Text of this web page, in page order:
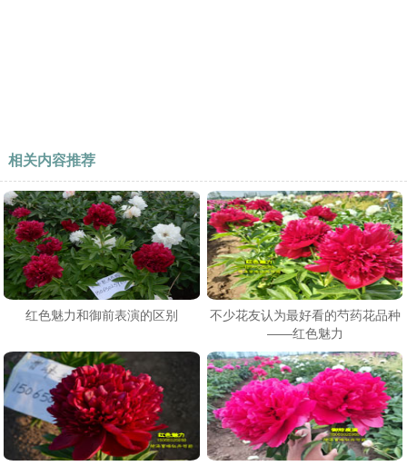
相关内容推荐
红色魅力和御前表演的区别
不少花友认为最好看的芍药花品种
——红色魅力